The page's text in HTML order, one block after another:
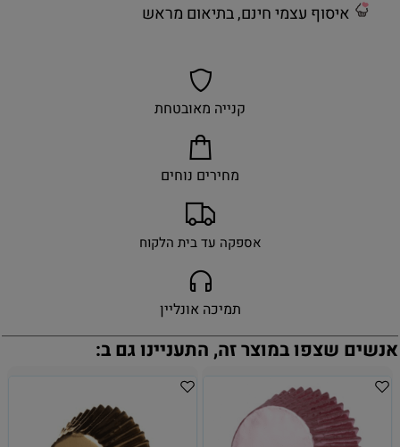
איסוף עצמי חינם, בתיאום מראש
קנייה מאובטחת
מחירים נוחים
אספקה עד בית הלקוח
תמיכה אונליין
אנשים שצפו במוצר זה, התעניינו גם ב: